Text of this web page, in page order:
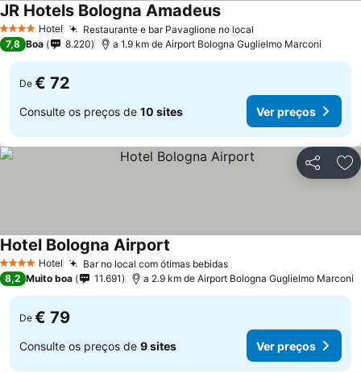
4 EstrelasHotel Restaurante e bar Pavaglione no local
JR Hotels Bologna Amadeus
7,8 Boa 8.220 a 1.9 km de Airport Bologna Guglielmo Marconi
De € 72
Consulte os preços de 10 sites Ver preços
Partilhar
4 EstrelasHotel Bar no local com ótimas bebidas
Hotel Bologna Airport
8,2 Muito boa 11.691 a 2.9 km de Airport Bologna Guglielmo Marconi
De € 79
Consulte os preços de 9 sites Ver preços